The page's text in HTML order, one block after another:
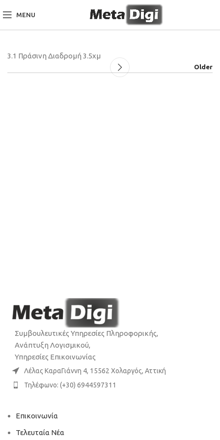
MENU
3.1 Πράσινη Διαδρομή 3.5χμ
Older
Συμβουλευτικές Υπηρεσίες Πληροφορικής,
Ανάπτυξη Λογισμικού,
Υπηρεσίες Επικοινωνίας
Λέλας ΚαραΓιάννη 4, 15562 Χολαργός, Αττική
Τηλέφωνο: (+30) 6944597311
Επικοινωνία
Τελευταία Νέα